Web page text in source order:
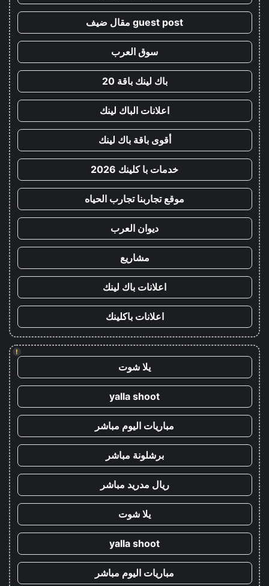
guest post مقال ضيف
سوق العرب
باك لينك باقة 20
اعلانات الباك لينك
أقوى باقة باك لينك
خدمات با كلينك 2026
موقع تجاربنا تجارب الحياه
ديوان العرب
مشاريع
اعلانات باك لينك
اعلانات باكلينك
!
يلا شوت
yalla shoot
مباريات اليوم مباشر
برشلونة مباشر
ريال مدريد مباشر
يلا شوت
yalla shoot
مباريات اليوم مباشر